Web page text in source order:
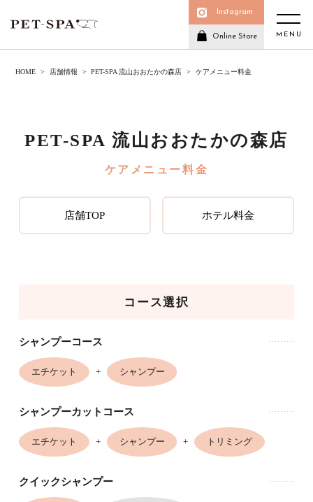
Instagram
Online Store MENU
HOME 店舗情報 PET-SPA 流山おおたかの森店 ケアメニュー料金
PET-SPA 流山おおたかの森店
ケアメニュー料金
店舗TOP ホテル料金
コース選択
シャンプーコース
エチケット + シャンプー
シャンプーカットコース
エチケット + シャンプー + トリミング
クイックシャンプー